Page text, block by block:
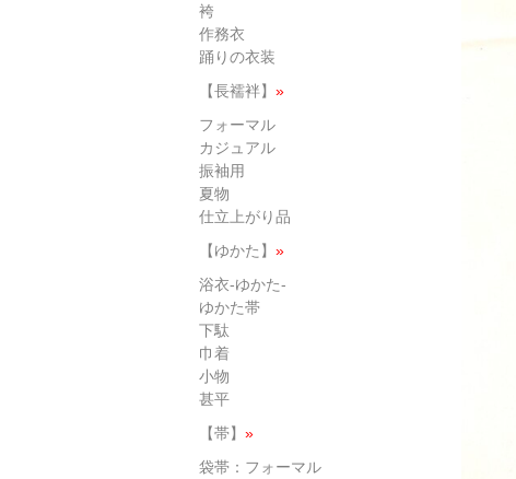
袴
作務衣
踊りの衣装
【長襦袢】 »
フォーマル
カジュアル
振袖用
夏物
仕立上がり品
【ゆかた】 »
浴衣-ゆかた-
ゆかた帯
下駄
巾着
小物
甚平
【帯】 »
袋帯：フォーマル